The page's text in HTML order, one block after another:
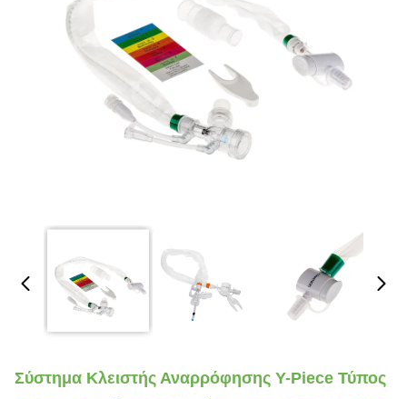
Σύστημα Κλειστής Αναρρόφησης Y-Piece Τύπος